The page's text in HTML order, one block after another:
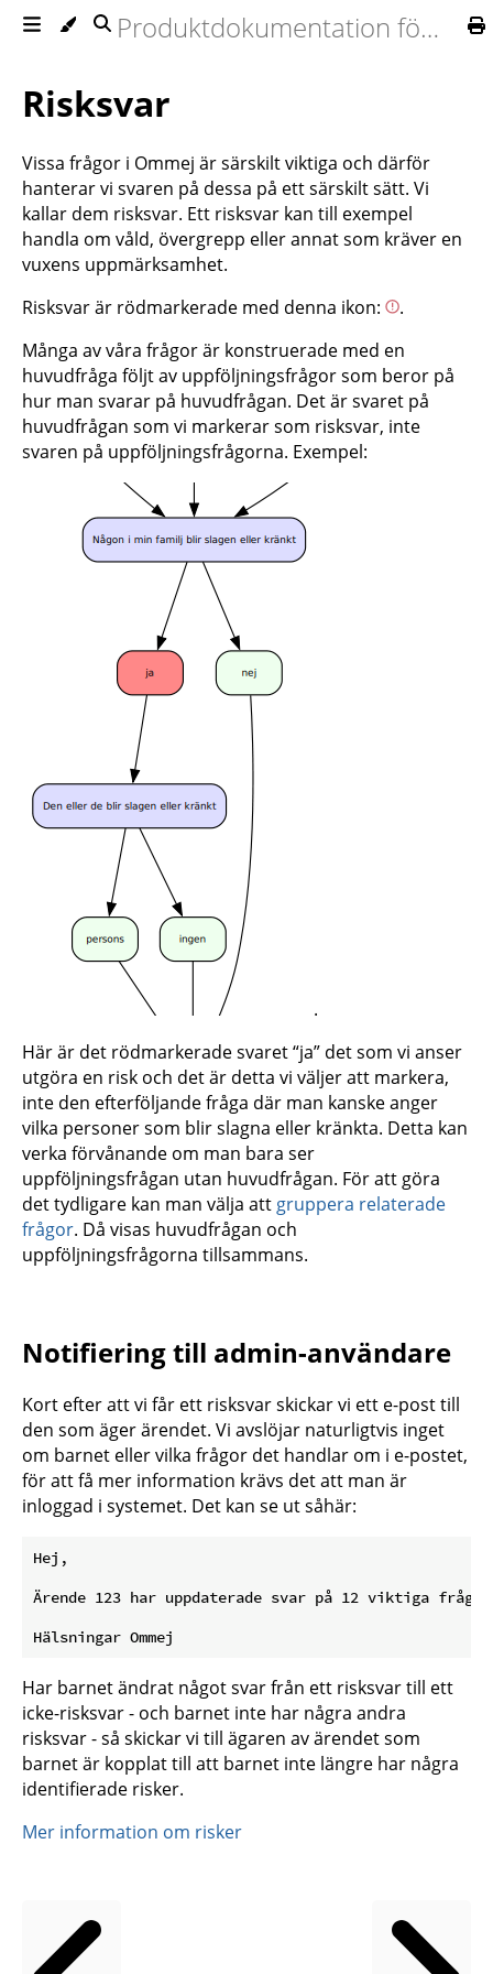
Produktdokumentation för Ommej
Risksvar
Vissa frågor i Ommej är särskilt viktiga och därför
hanterar vi svaren på dessa på ett särskilt sätt. Vi
kallar dem risksvar. Ett risksvar kan till exempel
handla om våld, övergrepp eller annat som kräver en
vuxens uppmärksamhet.
Risksvar är rödmarkerade med denna ikon:
.
Många av våra frågor är konstruerade med en
huvudfråga följt av uppföljningsfrågor som beror på
hur man svarar på huvudfrågan. Det är svaret på
huvudfrågan som vi markerar som risksvar, inte
svaren på uppföljningsfrågorna. Exempel:
.
Här är det rödmarkerade svaret “ja” det som vi anser
utgöra en risk och det är detta vi väljer att markera,
inte den efterföljande fråga där man kanske anger
vilka personer som blir slagna eller kränkta. Detta kan
verka förvånande om man bara ser
uppföljningsfrågan utan huvudfrågan. För att göra
det tydligare kan man välja att gruppera relaterade
frågor. Då visas huvudfrågan och
uppföljningsfrågorna tillsammans.
Notifiering till admin-användare
Kort efter att vi får ett risksvar skickar vi ett e-post till
den som äger ärendet. Vi avslöjar naturligtvis inget
om barnet eller vilka frågor det handlar om i e-postet,
för att få mer information krävs det att man är
inloggad i systemet. Det kan se ut såhär:
Hej,
Ärende 123 har uppdaterade svar på 12 viktiga
Har barnet ändrat något svar från ett risksvar till ett
icke-risksvar - och barnet inte har några andra
risksvar - så skickar vi till ägaren av ärendet som
barnet är kopplat till att barnet inte längre har några
identifierade risker.
Mer information om risker